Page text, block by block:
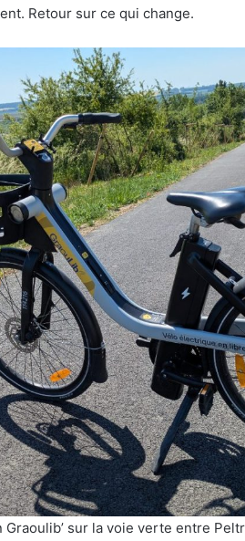
Retour sur ce qui change.
Graoulib’ sur la voie verte entre
Tout-
Metz,
armée,
sports
de
combat
:
7
actus
de
la
semaine
à
Metz
31 juillet 2026
Tout-Metz, armée, sports
combat : 7 actus de la
Metz (31 juillet 2026)